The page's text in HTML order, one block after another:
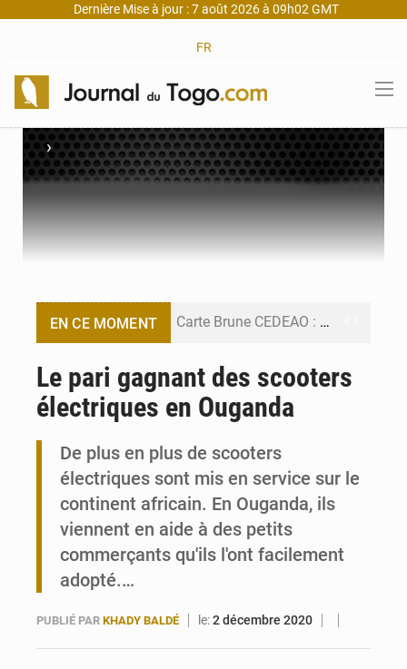
Dernière Mise à jour : 7 août 2026 à 09h02 GMT
FR
›
EN CE MOMENT Carte Brune CEDEAO : Lomé mise sur la digitalisation des sinistres
Maurice : Démission de la ministre Véronique Leu-Govind
Le pari gagnant des scooters
électriques en Ouganda
De plus en plus de scooters
électriques sont mis en service sur le
continent africain. En Ouganda, ils
viennent en aide à des petits
commerçants qu'ils l'ont facilement
adopté.…
PUBLIÉ PAR KHADY BALDÉ le:2 décembre 2020